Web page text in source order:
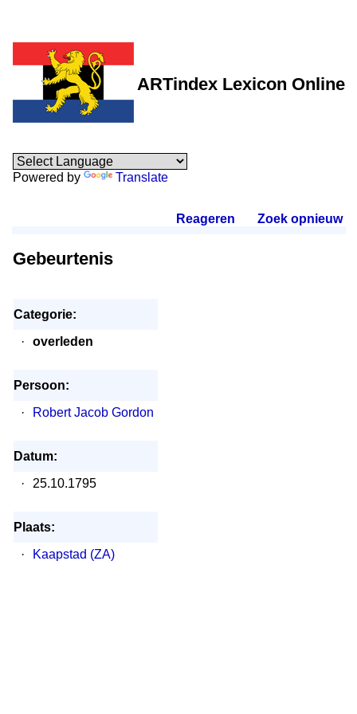
ARTindex Lexicon Online
Powered by Translate
Reageren Zoek opnieuw.
Gebeurtenis
Categorie:
·
overleden
Persoon:
·
Robert Jacob Gordon
Datum:
·
25.10.1795
Plaats:
·
Kaapstad (ZA)